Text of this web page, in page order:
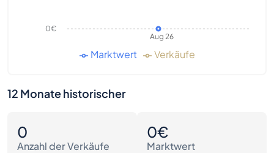
Aug 26
0€
Marktwert Verkäufe
12 Monate historischer
0
Anzahl der Verkäufe
0€
Marktwert